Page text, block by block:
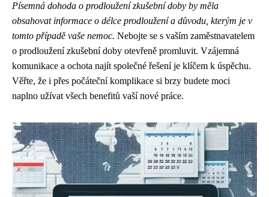
Písemná dohoda o prodloužení zkušební doby by měla
obsahovat informace o délce prodloužení a důvodu, kterým je v
tomto případě vaše nemoc. Nebojte se s vaším zaměstnavatelem
o prodloužení zkušební doby otevřeně promluvit. Vzájemná
komunikace a ochota najít společné řešení je klíčem k úspěchu.
Věřte, že i přes počáteční komplikace si brzy budete moci
naplno užívat všech benefitů vaší nové práce.